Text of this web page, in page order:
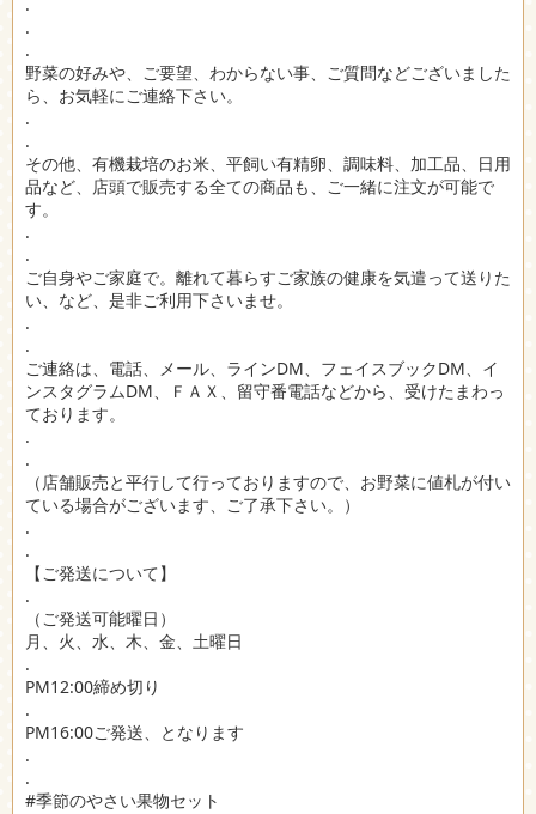
.
.
.
野菜の好みや、ご要望、わからない事、ご質問などございました
ら、お気軽にご連絡下さい。
.
.
その他、有機栽培のお米、平飼い有精卵、調味料、加工品、日用
品など、店頭で販売する全ての商品も、ご一緒に注文が可能で
す。
.
.
ご自身やご家庭で。離れて暮らすご家族の健康を気遣って送りた
い、など、是非ご利用下さいませ。
.
.
ご連絡は、電話、メール、ラインDM、フェイスブックDM、イ
ンスタグラムDM、ＦＡＸ、留守番電話などから、受けたまわっ
ております。
.
.
（店舗販売と平行して行っておりますので、お野菜に値札が付い
ている場合がございます、ご了承下さい。）
.
.
【ご発送について】
.
（ご発送可能曜日）
月、火、水、木、金、土曜日
.
PM12:00締め切り
.
PM16:00ご発送、となります
.
.
#季節のやさい果物セット